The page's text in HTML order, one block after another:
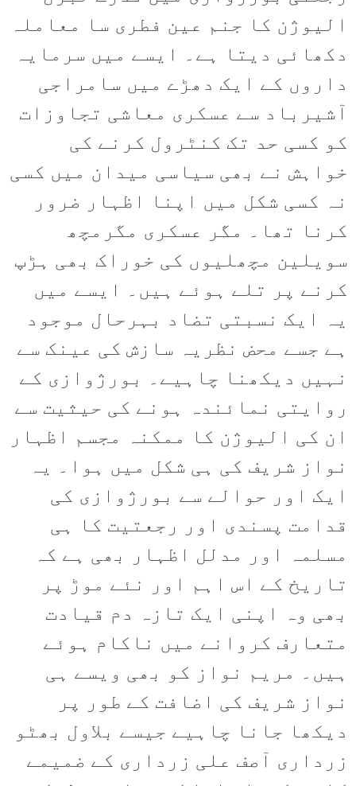
الیوژن کا جنم عین فطری سا معاملہ
دکھائی دیتا ہے۔ ایسے میں سرمایہ
داروں کے ایک دھڑے میں سامراجی
آشیرباد سے عسکری معاشی تجاوزات
کو کسی حد تک کنٹرول کرنے کی
خواہش نے بھی سیاسی میدان میں کسی
نہ کسی شکل میں اپنا اظہار ضرور
کرنا تھا۔ مگر عسکری مگرمچھ
سویلین مچھلیوں کی خوراک بھی ہڑپ
کرنے پر تلے ہوئے ہیں۔ ایسے میں
یہ ایک نسبتی تضاد بہرحال موجود
ہے جسے محض نظریہ سازش کی عینک سے
نہیں دیکھنا چاہیے۔ بورژوازی کے
روایتی نمائندہ ہونے کی حیثیت سے
ان کی الیوژن کا ممکنہ مجسم اظہار
نواز شریف کی ہی شکل میں ہوا۔ یہ
ایک اور حوالے سے بورژوازی کی
قدامت پسندی اور رجعتیت کا ہی
مسلمہ اور مدلل اظہار بھی ہے کہ
تاریخ کے اس اہم اور نئے موڑ پر
بھی وہ اپنی ایک تازہ دم قیادت
متعارف کروانے میں ناکام ہوئے
ہیں۔ مریم نواز کو بھی ویسے ہی
نواز شریف کی اضافت کے طور پر
دیکھا جانا چاہیے جیسے بلاول بھٹو
زرداری آصف علی زرداری کے ضمیمے